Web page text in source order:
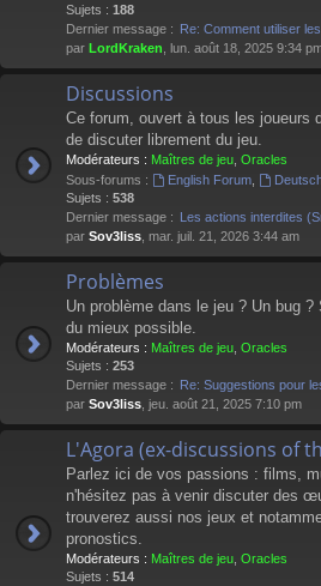
Sujets : 188
Dernier message : Re: Comment utiliser
par LordKraken , lun. août 18, 2025 9:34
Discussions
Ce forum, ouvert à tous les joueurs
de discuter librement du jeu.
Modérateurs : Maîtres de jeu Oracles
Sous-forums :
English Forum,
Sujets : 538
Dernier message : Les actions interdites
par Sov3liss , mar. juil. 21, 2026 3:44 am
Problèmes
Un problème dans le jeu ? Un bug
du mieux possible.
Modérateurs : Maîtres de jeu Oracles
Sujets : 253
Dernier message : Re: Suggestions pour
par Sov3liss , jeu. août 21, 2025 7:10 pm
L'Agora (ex-discussions of
Parlez ici de vos passions : films,
n'hésitez pas à venir discuter des
trouverez aussi nos jeux et
pronostics.
Modérateurs : Maîtres de jeu Oracles
Sujets : 514